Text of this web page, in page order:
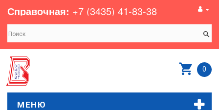
Справочная: +7 (3435) 41-83-38
0
МЕНЮ